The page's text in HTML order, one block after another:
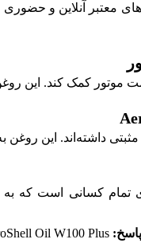
معتبر آنلاین و
موتور کمک کند. این
داشته‌اند. این روغن
تمام کسانی است که به
پاسخ: